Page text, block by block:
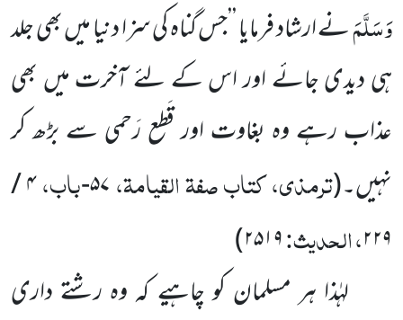
وَسَلَّمَنے ارشاد فرمایا ’’جس گناہ کی سزا دنیا میں بھی جلد
ہی دیدی جائے اور اس کے لئے آخرت میں بھی
عذاب رہے وہ بغاوت اور قَطع رَحمی سے بڑھ کر
نہیں۔(ترمذی، کتاب صفۃ القیامۃ،۵۷- باب، ۴ /
۲۲۹، الحدیث:۲۵۱۹)
لہٰذا ہر مسلمان کو چاہیے کہ وہ رشتے داری